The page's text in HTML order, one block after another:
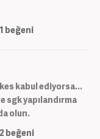
1 beğeni
kabul ediyorsa...
sgk yapılandırma
olun.
2beğeni